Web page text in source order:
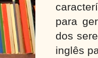
para
dos
inglês